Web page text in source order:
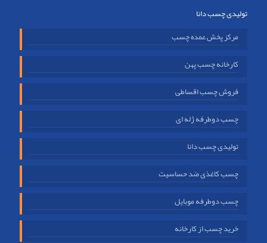
تولیدی چسب دانا
مرکز پخش عمده چسب
کارخانه چسب پهن
فروش چسب اقساطی
چسب دوطرفه ژله ای
تولیدی چسب دانا
چسب کاغذی ضد حساسیت
چسب دوطرفه موبایل
خرید چسب از کارخانه